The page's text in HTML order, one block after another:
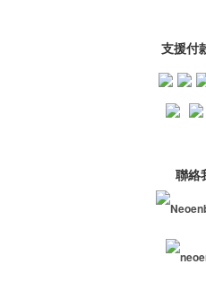
支援付
聯絡